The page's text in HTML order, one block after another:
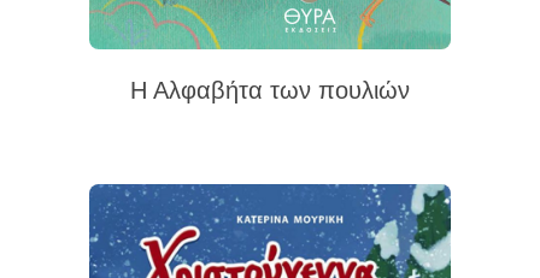
Η Αλφαβήτα των πουλιών